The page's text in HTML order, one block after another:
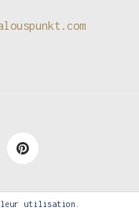
2022.
leur utilisation.